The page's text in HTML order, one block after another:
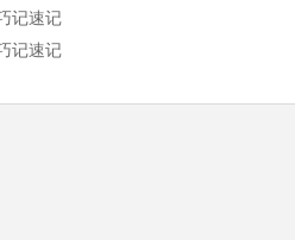
记速记
记速记